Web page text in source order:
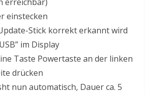
einstecken
Stick korrekt erkannt wird
im Display
Taste Powertaste an der linken
drücken
nun automatisch, Dauer ca. 5